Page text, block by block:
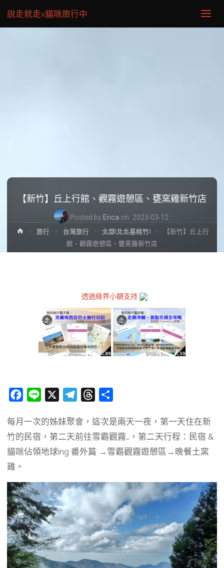
說走就走x貓咪旅行中
【新竹】丘上行館、觀霧遊憩區、甕窯雞新竹店
Posted by Erica on 2023-03-12
Home旅行 台灣旅行 北部(北北基桃竹)
【新竹】丘上行
館、觀霧遊憩區、甕窯雞新竹店
透過綠界小額支持
c
e
b
k
n
e
l
e
g
m
r
e
a
每月一次的姊妹聚會，這次是兩天一夜，第一天住在新
竹的民宿，第二天前往雪霸觀霧…，第二天行程：民宿 &
貓咪佔領地球ing 番外篇 →雪霸觀霧遊憩區→晚餐土窯
雞。